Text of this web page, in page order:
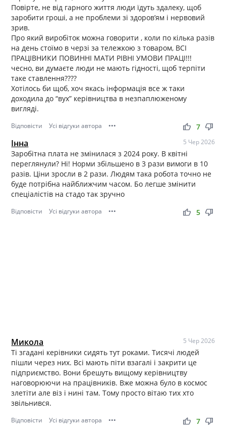
Повірте, не від гарного життя люди їдуть здалеку, щоб
заробити гроші, а не проблеми зі здоров’ям і нервовий
зрив.
Про який виробіток можна говорити , коли по кілька разів
на день стоїмо в черзі за тележкою з товаром, ВСІ
ПРАЦІВНИКИ ПОВИННІ МАТИ РІВНІ УМОВИ ПРАЦІ!!!
чесно, ви думаєте люди не мають гідності, щоб терпіти
таке ставлення????
Хотілось би щоб, хоч якась інформація все ж таки
доходила до “вух” керівництва в незпаплюженому
вигляді.
Відповісти Усі відгуки автора ••• thumb_up thumb_down
7
Інна 5 Чер 2026
Заробітна плата не змінилася з 2024 року. В квітні
переглянули? Ні! Норми збільшено в 3 рази вимоги в 10
разів. Ціни зросли в 2 рази. Людям така робота точно не
буде потрібна найближчим часом. Бо легше змінити
спеціалістів на стадо так зручно
Відповісти Усі відгуки автора ••• thumb_up thumb_down
5
Микола 5 Чер 2026
Ті згадані керівники сидять тут роками. Тисячі людей
пішли через них. Всі мають піти взагалі і закрити це
підприємство. Вони брешуть вищому керівництву
наговорюючи на працівників. Вже можна було в космос
злетіти але віз і нині там. Тому просто вітаю тих хто
звільнився.
Відповісти Усі відгуки автора ••• thumb_up thumb_down
7